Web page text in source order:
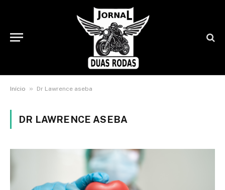
Início » Dr Lawrence aseba
DR LAWRENCE ASEBA